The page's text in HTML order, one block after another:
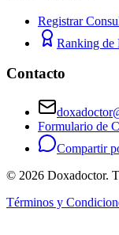
Registrar
Ranking de
Contacto
Formulario de
Compartir
© 2026 Doxadoctor.
Términos y